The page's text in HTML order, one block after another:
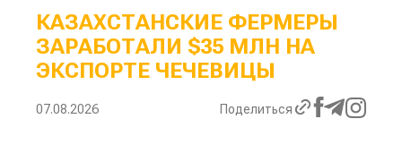
КАЗАХСТАНСКИЕ ФЕРМЕРЫ
ЗАРАБОТАЛИ $35 МЛН НА
ЭКСПОРТЕ ЧЕЧЕВИЦЫ
07.08.2026 Поделиться